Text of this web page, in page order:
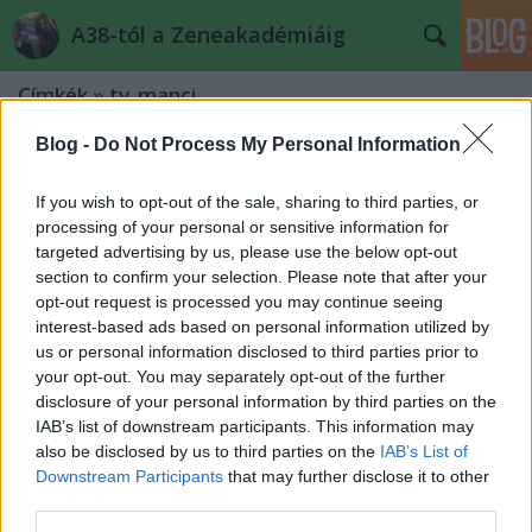
Blog - Do Not Process My Personal Information
If you wish to opt-out of the sale, sharing to third parties, or
processing of your personal or sensitive information for
targeted advertising by us, please use the below opt-out
section to confirm your selection. Please note that after your
opt-out request is processed you may continue seeing
interest-based ads based on personal information utilized by
us or personal information disclosed to third parties prior to
your opt-out. You may separately opt-out of the further
disclosure of your personal information by third parties on the
IAB’s list of downstream participants. This information may
also be disclosed by us to third parties on the IAB’s List of
Downstream Participants that may further disclose it to other
A38-tól a Zeneakadémiáig
Címkék»tv_manci
Tematikus listák, 2. rész − TOP 10
szakítós szám
L. D.•2011. április 30.
A lassú számokat követően a listás sorozat második
részében egy újabb örökzöld területet, a szakítós
dalokat veszem sorra. Itt is nyilván nagyon könnyű
önmarcangoló közhelyességbe esni − én azon
voltam, hogy a kérdéshez valamilyen szempontból
rendhagyó/különleges…
Év eleji esszencia – Világveleje